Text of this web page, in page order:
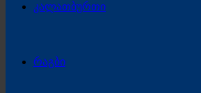
კალათბურთი
რაგბი